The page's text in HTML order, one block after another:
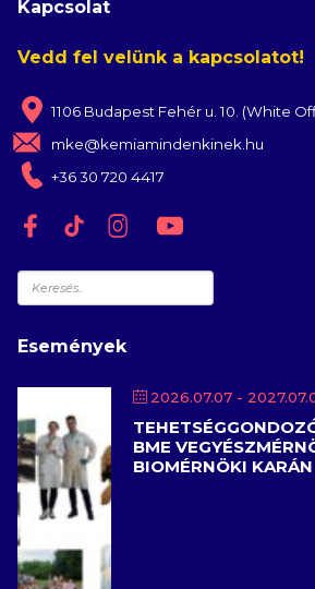
Kapcsolat
Vedd fel velünk a kapcsolatot!
1106 Budapest Fehér u. 10. (White
mke@kemiamindenkinek.hu
+36 30 720 4417
Keresés
Események
2026.07.07 -
BME
BIOMÉRNÖKI KARÁN